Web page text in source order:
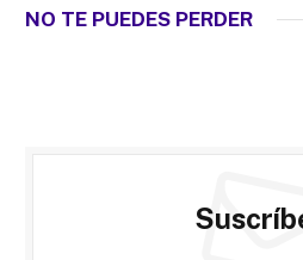
NO TE PUEDES PERDER